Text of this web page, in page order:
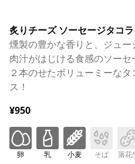
炙りチーズ ソーセージタコ
燻製の豊かな香りと、ジュー
肉汁がはじける食感のソーセ
２本のせたボリューミーなタ
ス！
¥950
卵 乳 小麦 そば 落花